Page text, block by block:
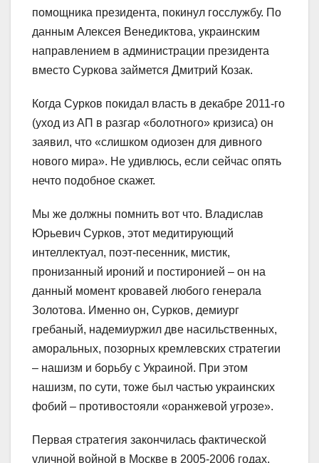
помощника президента, покинул госслужбу. По
данным Алексея Венедиктова, украинским
направлением в администрации президента
вместо Суркова займется Дмитрий Козак.
Когда Сурков покидал власть в декабре 2011-го
(уход из АП в разгар «болотного» кризиса) он
заявил, что «слишком одиозен для дивного
нового мира». Не удивлюсь, если сейчас опять
нечто подобное скажет.
Мы же должны помнить вот что. Владислав
Юрьевич Сурков, этот медитирующий
интеллектуал, поэт-песенник, мистик,
пронизанный ироний и постиронией – он на
данный момент кровавей любого генерала
Золотова. Именно он, Сурков, демиург
гребаный, надемиуржил две насильственных,
аморальных, позорных кремлевских стратегии
– нашизм и борьбу с Украиной. При этом
нашизм, по сути, тоже был частью украинских
фобий – противостояли «оранжевой угрозе».
Первая стратегия закончилась фактической
уличной войной в Москве в 2005-2006 годах,